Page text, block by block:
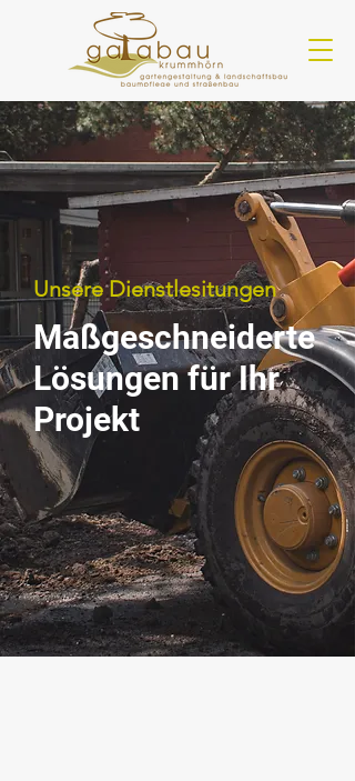
Unsere Dienstlesitungen
Maßgeschneiderte
Lösungen für Ihr
Projekt